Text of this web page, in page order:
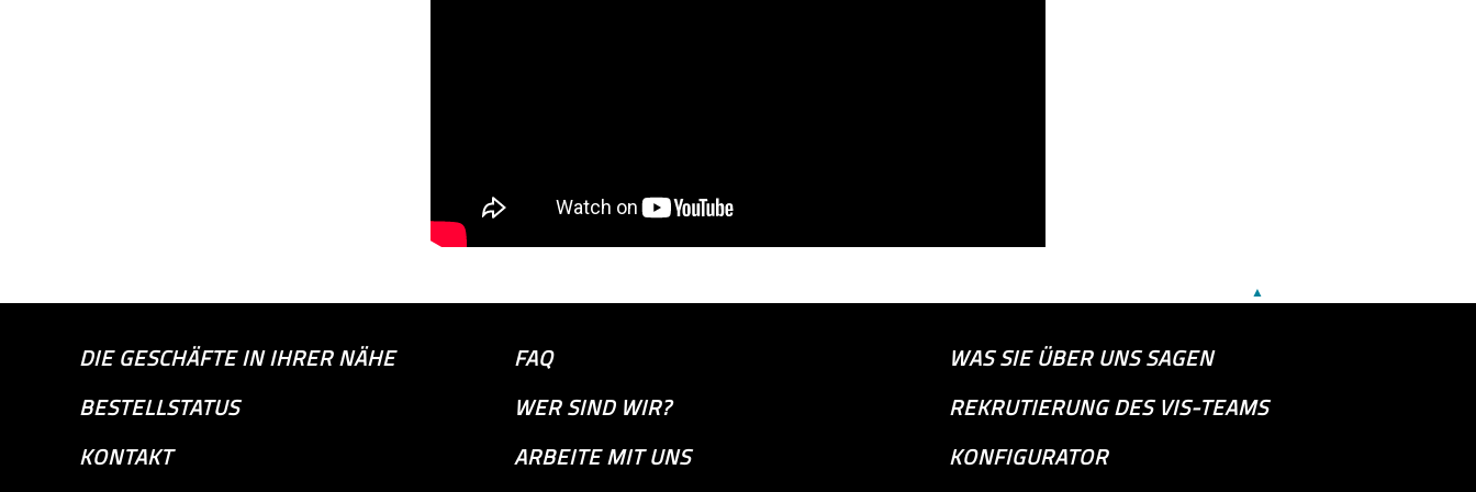
▲
DIE GESCHÄFTE IN IHRER NÄHE FAQ
WAS SIE ÜBER UNS SAGEN
BESTELLSTATUS
WER SIND WIR?
REKRUTIERUNG DES VIS-TEAMS
KONTAKT
ARBEITE MIT UNS
KONFIGURATOR